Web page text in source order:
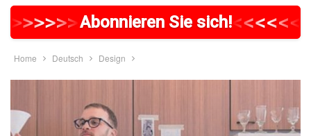
>>>>>>>>>>>>>>>>>
Abonnieren Sie sich!<<<<<<<
Home Deutsch Design